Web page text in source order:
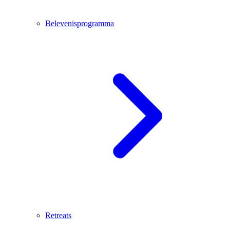
Belevenisprogramma
Retreats